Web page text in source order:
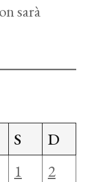
sarà
S
D
1
2